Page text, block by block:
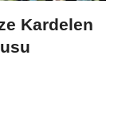
Kardelen